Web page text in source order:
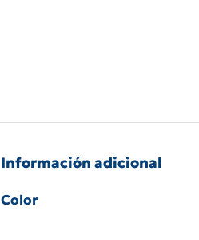
Información adicional
Color